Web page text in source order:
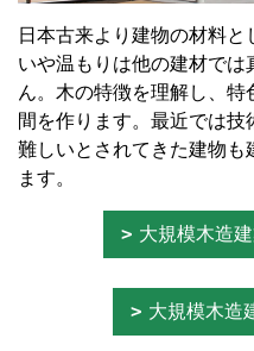
日本古来より建物の材料
いや温もりは他の建材で
ん。木の特徴を理解し、
間を作ります。最近では
難しいとされてきた建物も
ます。
大規模木造
大規模木造